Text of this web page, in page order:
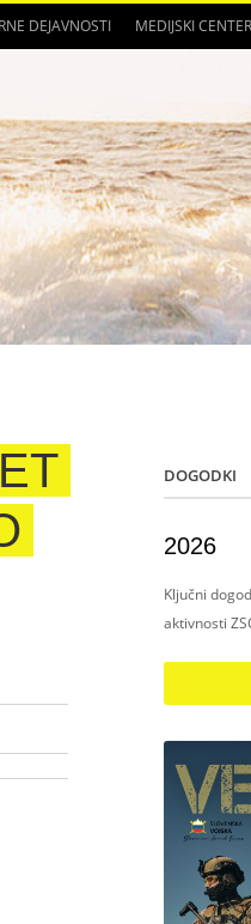
DEJAVNOSTI MEDIJSKI CENTER
DOGODKI
2026
Ključni
aktivnosti